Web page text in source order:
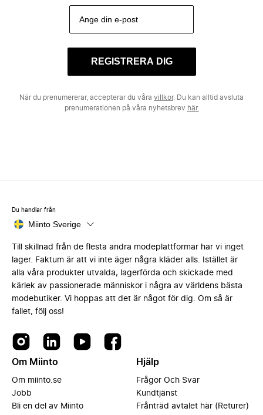
REGISTRERA DIG
När du prenumererar, accepterar du våra villkor. Du kan alltid avsluta
prenumerationen på våra nyhetsbrev här.
Du handlar från
Miinto Sverige
Till skillnad från de flesta andra modeplattformar har vi inget
lager. Faktum är att vi inte äger några kläder alls. Istället är
alla våra produkter utvalda, lagerförda och skickade med
kärlek av passionerade människor i några av världens bästa
modebutiker. Vi hoppas att det är något för dig. Om så är
fallet, följ oss!
Om Miinto
Om miinto.se
Jobb
Bli en del av Miinto
Hjälp
Frågor Och Svar
Kundtjänst
Frånträd avtalet här (Returer)